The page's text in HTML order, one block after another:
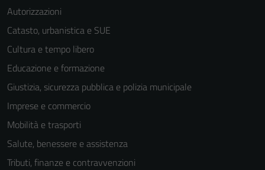
Autorizzazioni
Catasto, urbanistica e SUE
Cultura e tempo libero
Educazione e formazione
Giustizia, sicurezza pubblica e polizia municipale
Imprese e commercio
Mobilità e trasporti
Salute, benessere e assistenza
Tributi, finanze e contravvenzioni